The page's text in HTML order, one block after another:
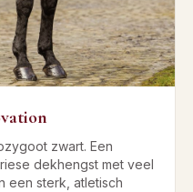
zwart. Een
dekhengst met veel
een sterk, atletisch